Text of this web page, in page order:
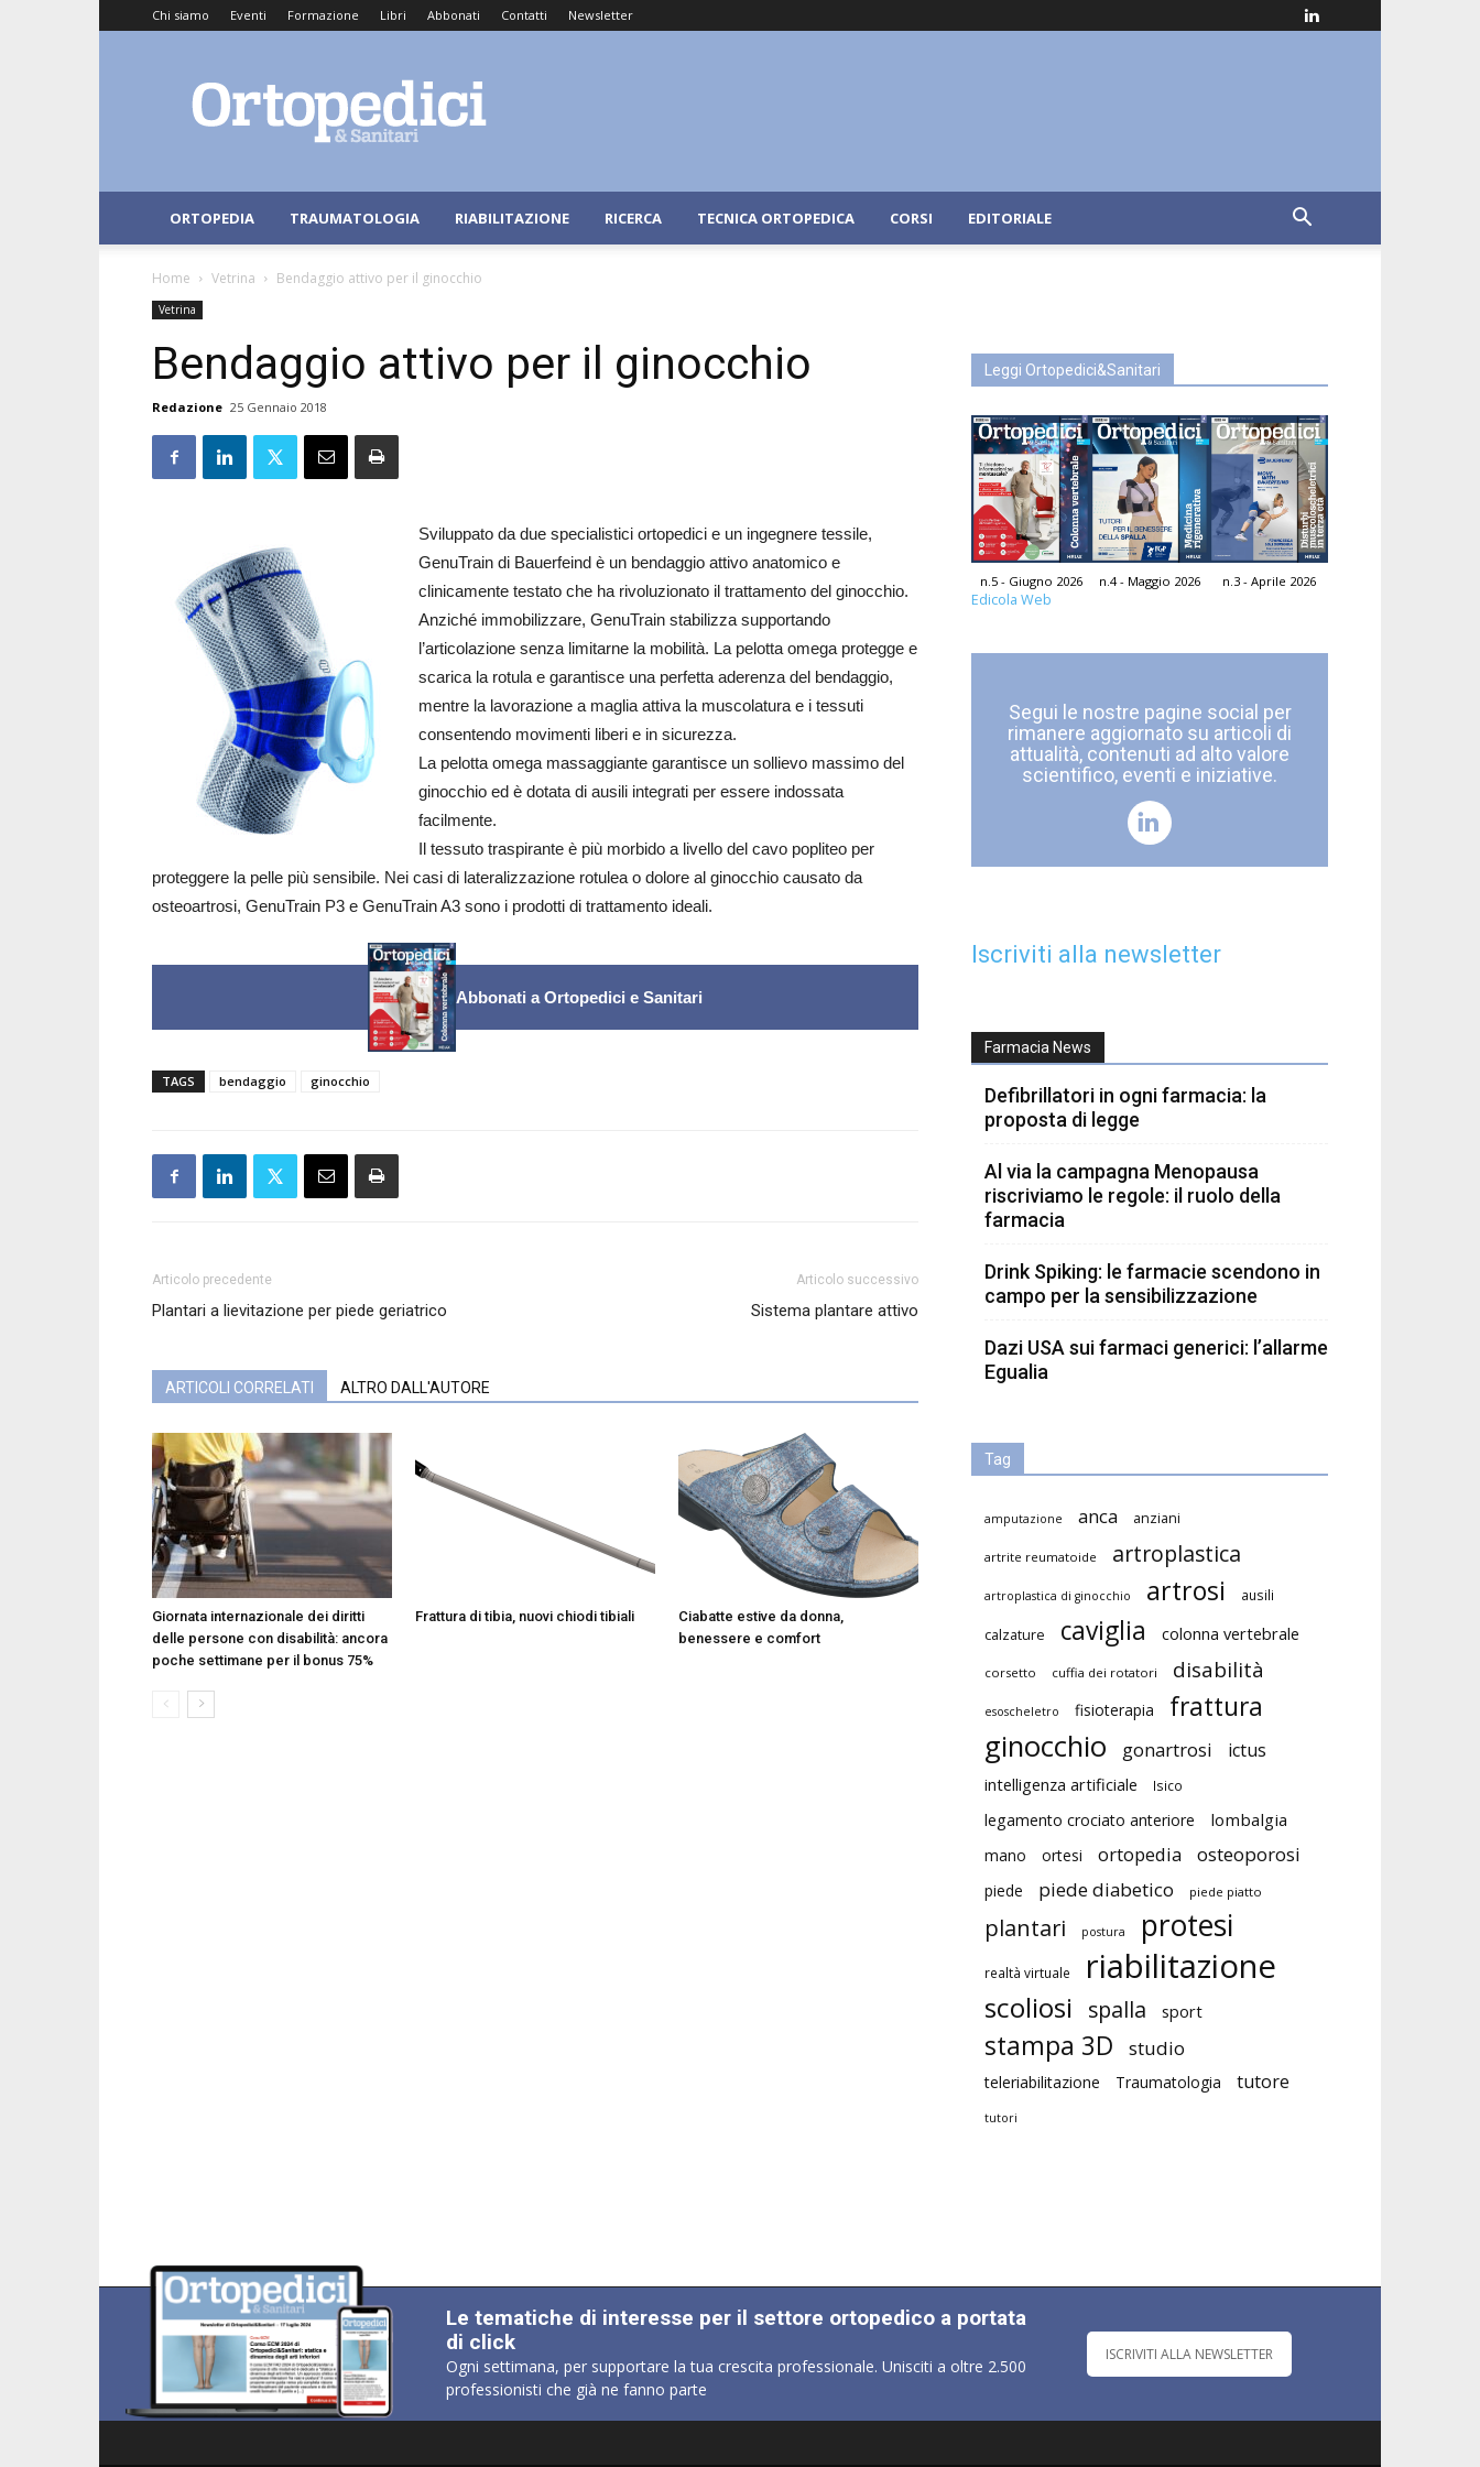
Chi siamo Eventi Formazione Libri Abbonati Contatti Newsletter
e
Sanitari
ORTOPEDIA TRAUMATOLOGIA RIABILITAZIONE RICERCA TECNICA ORTOPEDICA CORSI EDITORIALE
Home Vetrina Bendaggio attivo per il ginocchio
Vetrina
Bendaggio attivo per il ginocchio
Redazione 25 Gennaio 2018
Sviluppato da due specialistici ortopedici e un ingegnere tessile,
GenuTrain di Bauerfeind è un bendaggio attivo anatomico e
clinicamente testato che ha rivoluzionato il trattamento del ginocchio.
Anziché immobilizzare, GenuTrain stabilizza supportando
l’articolazione senza limitarne la mobilità. La pelotta omega protegge e
scarica la rotula e garantisce una perfetta aderenza del bendaggio,
mentre la lavorazione a maglia attiva la muscolatura e i tessuti
consentendo movimenti liberi e in sicurezza.
La pelotta omega massaggiante garantisce un sollievo massimo del
ginocchio ed è dotata di ausili integrati per essere indossata
facilmente.
Il tessuto traspirante è più morbido a livello del cavo popliteo per
proteggere la pelle più sensibile. Nei casi di lateralizzazione rotulea o dolore al ginocchio causato da
osteoartrosi, GenuTrain P3 e GenuTrain A3 sono i prodotti di trattamento ideali.
Abbonati a Ortopedici e Sanitari
TAGS bendaggio ginocchio
Articolo precedente
Plantari a lievitazione per piede geriatrico
Articolo successivo
Sistema plantare attivo
ARTICOLI CORRELATI ALTRO DALL'AUTORE
Giornata internazionale dei diritti
delle persone con disabilità: ancora
poche settimane per il bonus 75%
Frattura di tibia, nuovi chiodi tibiali
Ciabatte estive da donna,
benessere e comfort
Leggi Ortopedici&Sanitari
n.5 - Giugno 2026 n.4 - Maggio 2026 n.3 - Aprile 2026
Edicola Web
Segui le nostre pagine social per
rimanere aggiornato su articoli di
attualità, contenuti ad alto valore
scientifico, eventi e iniziative.
Iscriviti alla newsletter
Farmacia News
Defibrillatori in ogni farmacia: la
proposta di legge
Al via la campagna Menopausa
riscriviamo le regole: il ruolo della
farmacia
Drink Spiking: le farmacie scendono in
campo per la sensibilizzazione
Dazi USA sui farmaci generici: l’allarme
Egualia
Tag
amputazione anca anziani
artrite reumatoide artroplastica
artroplastica di ginocchio artrosi ausili
calzature caviglia colonna vertebrale
corsetto cuffia dei rotatori disabilità
esoscheletro fisioterapia frattura
ginocchio gonartrosi ictus
intelligenza artificiale Isico
legamento crociato anteriore lombalgia
mano ortesi ortopedia osteoporosi
piede piede diabetico piede piatto
plantari postura protesi
realtà virtuale riabilitazione
scoliosi spalla sport
stampa 3D studio
teleriabilitazione Traumatologia tutore
tutori
Le tematiche di interesse per il settore ortopedico a portata
di click
Ogni settimana, per supportare la tua crescita professionale. Unisciti a oltre 2.500
professionisti che già ne fanno parte
ISCRIVITI ALLA NEWSLETTER